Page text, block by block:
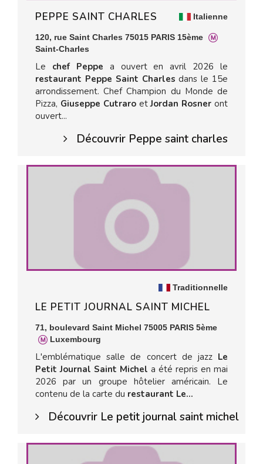
Italienne
PEPPE SAINT CHARLES
120, rue Saint Charles 75015 PARIS 15ème
Saint-Charles
Le chef Peppe a ouvert en avril 2026 le
restaurant Peppe Saint Charlesdans le 15e
arrondissement. Chef Champion du Monde de
Pizza, Giuseppe Cutraro etJordan Rosner ont
ouvert...
Découvrir Peppe saint charles
Traditionnelle
LE PETIT JOURNAL SAINT MICHEL
71, boulevard Saint Michel 75005 PARIS 5ème
Luxembourg
L'emblématique salle de concert de jazz Le
Petit Journal Saint Michel a été repris en mai
2026 par un groupe hôtelier américain. Le
contenu de la carte du restaurant Le...
Découvrir Le petit journal saint michel